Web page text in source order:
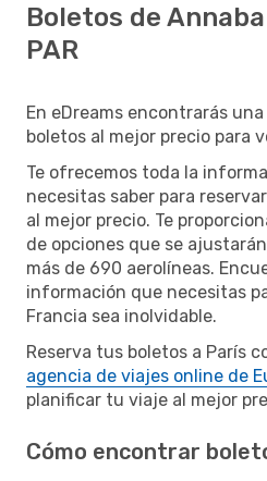
Boletos de
PAR
En eDreams encontrarás
boletos al mejor precio para
Te ofrecemos toda la
necesitas saber para
al mejor precio. Te
de opciones que se
más de 690 aerolíneas.
información que necesitas
Francia sea inolvidable.
Reserva tus boletos a París
agencia de viajes online de
planificar tu viaje al mejor
Cómo encontrar